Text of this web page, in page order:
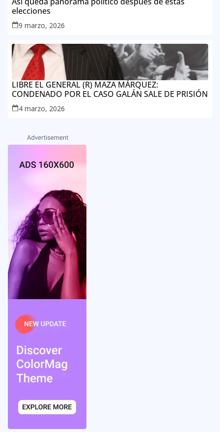
elecciones
9 marzo, 2026
LIBRE EL GENERAL (R) MAZA MÁRQUEZ:
CONDENADO POR EL CASO GALÁN SALE DE PRISIÓN
4 marzo, 2026